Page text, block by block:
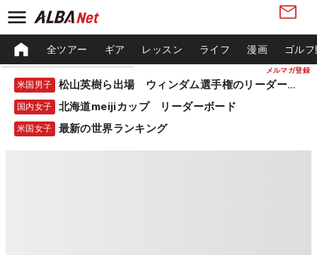
メルマガ登録
全ツアー ギア レッスン ライフ 漫画 ゴル
米国男子 松山英樹ら出場 ウィンダム選手権のリーダーボード
国内女子 北海道meijiカップ リーダーボード
米国女子 最新の世界ランキング